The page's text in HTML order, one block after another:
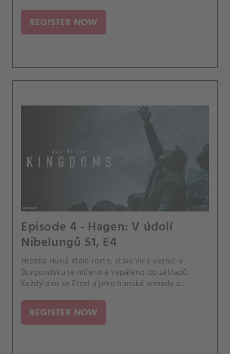
REGISTER NOW
Episode 4 - Hagen: V údolí
Nibelungů S1, E4
Hrozba Hunů stále roste, stále více vesnic v
Burgundsku je ničeno a vypáleno do základů.
Každý den se Etzel a jeho hunská armáda z
zoufale drží naděje, že je zachrání drakobijec
Siegfried.
REGISTER NOW